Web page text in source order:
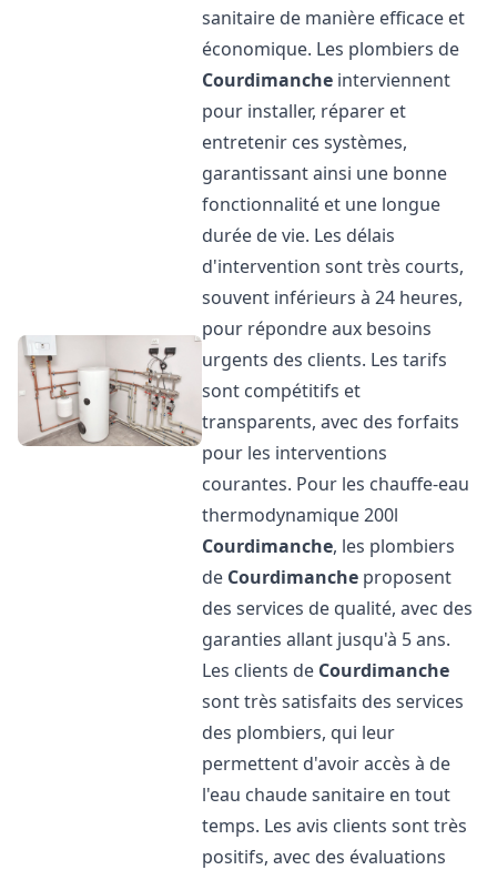
sanitaire de manière efficace et
économique. Les plombiers de
Courdimanche interviennent
pour installer, réparer et
entretenir ces systèmes,
garantissant ainsi une bonne
fonctionnalité et une longue
durée de vie. Les délais
d'intervention sont très courts,
souvent inférieurs à 24 heures,
pour répondre aux besoins
urgents des clients. Les tarifs
sont compétitifs et
transparents, avec des forfaits
pour les interventions
courantes. Pour les chauffe-eau
thermodynamique 200l
Courdimanche, les plombiers
de Courdimanche proposent
des services de qualité, avec des
garanties allant jusqu'à 5 ans.
Les clients de Courdimanche
sont très satisfaits des services
des plombiers, qui leur
permettent d'avoir accès à de
l'eau chaude sanitaire en tout
temps. Les avis clients sont très
positifs, avec des évaluations